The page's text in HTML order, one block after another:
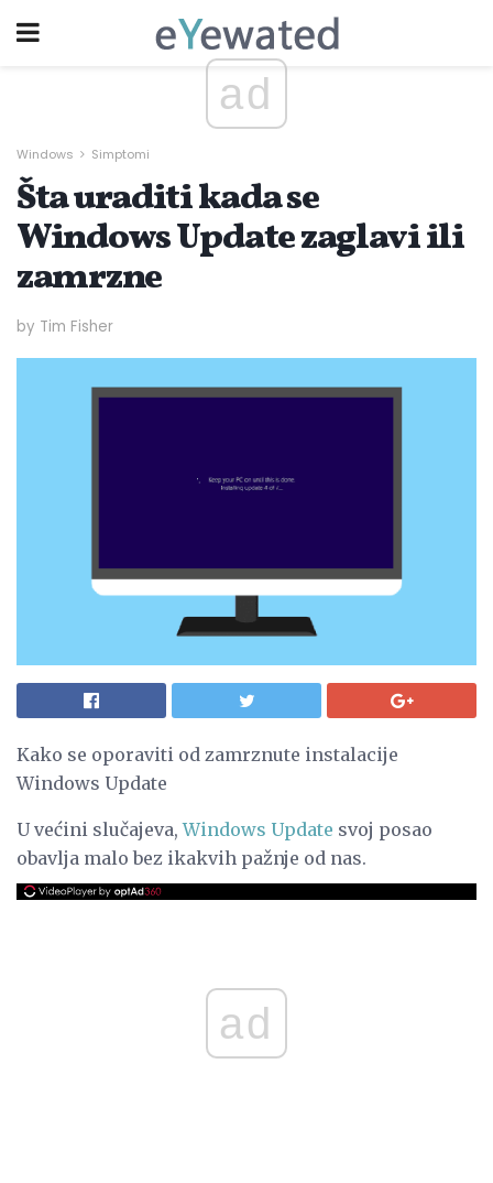
ad
Windows Simptomi
Šta uraditi kada se
Windows Update zaglavi ili
zamrzne
by Tim Fisher
Kako se oporaviti od zamrznute instalacije
Windows Update
U većini slučajeva,Windows Update svoj posao
obavlja malo bez ikakvih pažnje od nas.
ad